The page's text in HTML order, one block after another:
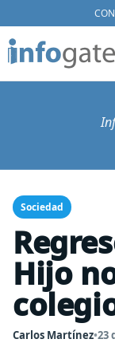
Sociedad
Hijo
Carlos Martínez•23